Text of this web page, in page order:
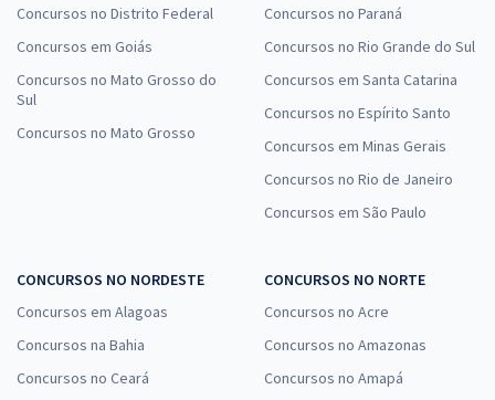
Concursos no Distrito Federal
Concursos em Goiás
Concursos no Mato Grosso do
Sul
Concursos no Mato Grosso
Concursos no Paraná
Concursos no Rio Grande do Sul
Concursos em Santa Catarina
Concursos no Espírito Santo
Concursos em Minas Gerais
Concursos no Rio de Janeiro
Concursos em São Paulo
CONCURSOS NO NORDESTE
Concursos em Alagoas
Concursos na Bahia
Concursos no Ceará
CONCURSOS NO NORTE
Concursos no Acre
Concursos no Amazonas
Concursos no Amapá